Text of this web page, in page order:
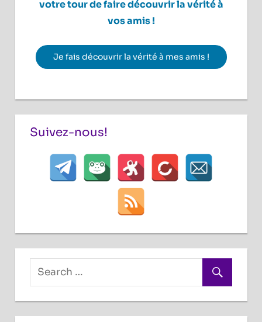
votre tour de faire découvrir la vérité à
vos amis !
Je fais découvrir la vérité à mes amis !
Suivez-nous!